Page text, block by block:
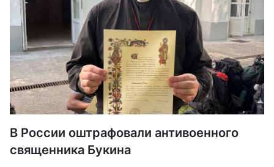
В России оштрафовали антивоенного
священника Букина